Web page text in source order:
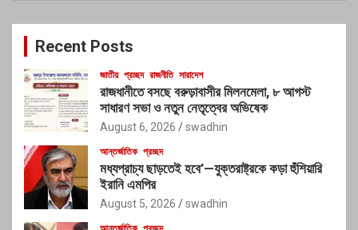
c
Recent Posts
জাতীয় প্রচ্ছদ রাজনীতি সারাদেশ
রাজধানীতে বসছে বরুড়াবাসীর মিলনমেলা, ৮ আগস্ট
সাধারণ সভা ও নতুন নেতৃত্বের অভিষেক
August 6, 2026 swadhin
আন্তর্জাতিক প্রচ্ছদ
মধ্যপ্রাচ্য ছাড়তেই হবে’—যুক্তরাষ্ট্রকে কড়া হুঁশিয়ারি
ইরানি এমপির
August 5, 2026 swadhin